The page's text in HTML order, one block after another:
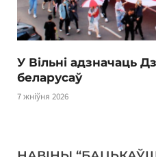
У Вільні адзначаць
беларусаў
7 жніўня 2026